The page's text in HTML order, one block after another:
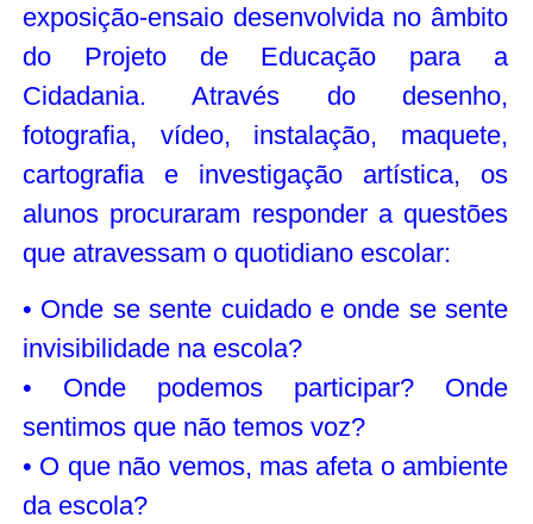
exposição-ensaio desenvolvida no âmbito
do Projeto de Educação para a
Cidadania. Através do desenho,
fotografia, vídeo, instalação, maquete,
cartografia e investigação artística, os
alunos procuraram responder a questões
que atravessam o quotidiano escolar:
• Onde se sente cuidado e onde se sente
invisibilidade na escola?
• Onde podemos participar? Onde
sentimos que não temos voz?
• O que não vemos, mas afeta o ambiente
da escola?